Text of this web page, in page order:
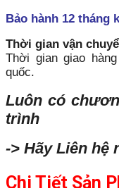
Bảo hành 12 tháng
Thời gian vận
Thời gian giao
quốc.
Luôn có
trình
-> Hãy Liên hệ
Chi Tiết Sản